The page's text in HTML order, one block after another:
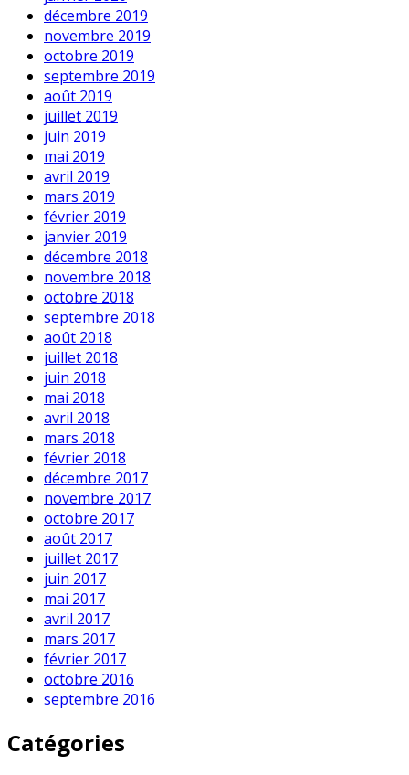
décembre 2019
novembre 2019
octobre 2019
septembre 2019
août 2019
juillet 2019
juin 2019
mai 2019
avril 2019
mars 2019
février 2019
janvier 2019
décembre 2018
novembre 2018
octobre 2018
septembre 2018
août 2018
juillet 2018
juin 2018
mai 2018
avril 2018
mars 2018
février 2018
décembre 2017
novembre 2017
octobre 2017
août 2017
juillet 2017
juin 2017
mai 2017
avril 2017
mars 2017
février 2017
octobre 2016
septembre 2016
Catégories